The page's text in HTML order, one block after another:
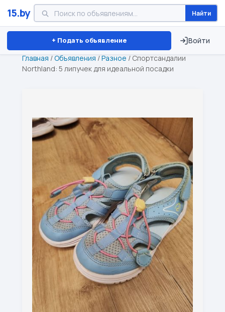
15.by Найти
+ Подать объявление Войти
Минск Витебск Брест ⏱ ТОЛЬКО 15 ДНЕЙ
Главная /Объявления /Разное / Спортсандалии
Northland: 5 липучек для идеальной посадки